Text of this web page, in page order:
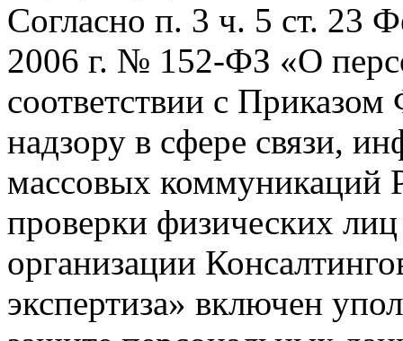
Согласно п. 3 ч. 5 ст. 23
2006 г. № 152-ФЗ «О
соответствии с
надзору в сфере связи,
массовых коммуникаций
проверки физических
организации
экспертиза» включен